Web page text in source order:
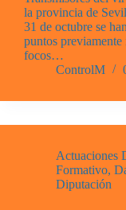
la provincia de
31 de octubre se
puntos
focos…
ControlM
Actuaciones
Formativo,
Diputación